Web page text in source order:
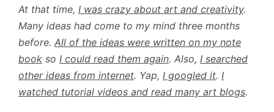
At that time, I was crazy about art and creativity.
Many ideas had come to my mind three months
before. All of the ideas were written on my note
book so I could read them again. Also, I searched
other ideas from internet. Yap, I googled it. I
watched tutorial videos and read many art blogs.